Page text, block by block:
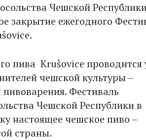
Чешской
закрытие ежегодного
пива Krušovice проводится
чешской культуры –
Фестиваль
Чешской Республики в
настоящее чешское пиво –
страны.